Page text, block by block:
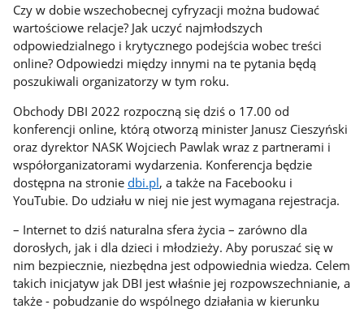
Czy w dobie wszechobecnej cyfryzacji można budować
wartościowe relacje? Jak uczyć najmłodszych
odpowiedzialnego i krytycznego podejścia wobec treści
online? Odpowiedzi między innymi na te pytania będą
poszukiwali organizatorzy w tym roku.
Obchody DBI 2022 rozpoczną się dziś o 17.00 od
konferencji online, którą otworzą minister Janusz Cieszyński
oraz dyrektor NASK Wojciech Pawlak wraz z partnerami i
współorganizatorami wydarzenia. Konferencja będzie
dostępna na stroniedbi.pl, a także na Facebooku i
YouTubie. Do udziału w niej nie jest wymagana rejestracja.
– Internet to dziś naturalna sfera życia – zarówno dla
dorosłych, jak i dla dzieci i młodzieży. Aby poruszać się w
nim bezpiecznie, niezbędna jest odpowiednia wiedza. Celem
takich inicjatyw jak DBI jest właśnie jej rozpowszechnianie, a
także - pobudzanie do wspólnego działania w kierunku